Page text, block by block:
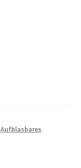
Aufblasbares